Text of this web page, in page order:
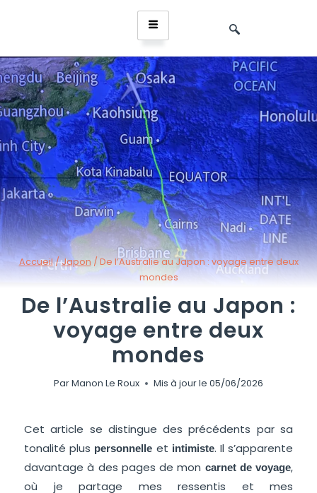
Accueil/Japon / De l’Australie au Japon : voyage entre deux
mondes
De l’Australie au Japon :
voyage entre deux
mondes
ParManon Le Roux Mis à jour le 05/06/2026
Cet article se distingue des précédents par sa
tonalité plus personnelle et intimiste. Il s’apparente
davantage à des pages de mon carnet de voyage,
où je partage mes ressentis et mes